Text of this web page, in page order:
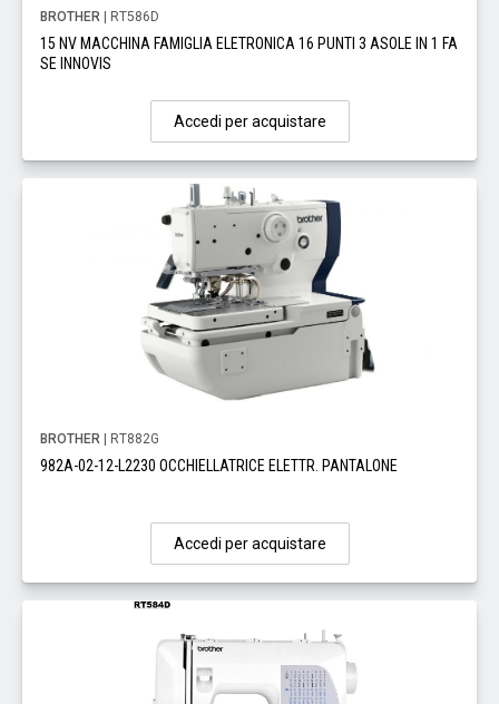
BROTHER | RT586D
15 NV MACCHINA FAMIGLIA ELETRONICA 16 PUNTI 3 ASOLE IN 1 FA
SE INNOVIS
Accedi per acquistare
BROTHER | RT882G
982A-02-12-L2230 OCCHIELLATRICE ELETTR. PANTALONE
Accedi per acquistare